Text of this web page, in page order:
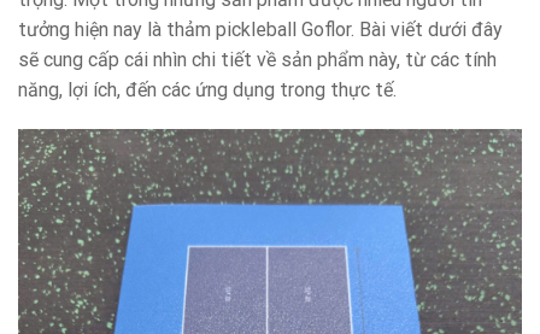
tưởng hiện nay là thảm pickleball Goflor. Bài viết dưới đây
sẽ cung cấp cái nhìn chi tiết về sản phẩm này, từ các tính
năng, lợi ích, đến các ứng dụng trong thực tế.